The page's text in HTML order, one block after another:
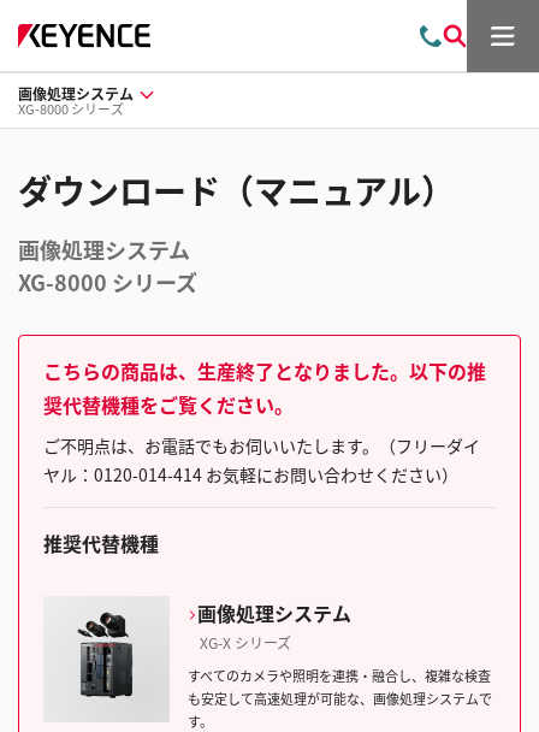
問
わ
索
メ
画像処理システム
XG-8000 シリーズ
ダウンロード（マニュアル）
画像処理システム
XG-8000 シリーズ
こちらの商品は、生産終了となりました。以下の推
奨代替機種をご覧ください。
ご不明点は、お電話でもお伺いいたします。（フリーダイ
ヤル：0120-014-414 お気軽にお問い合わせください）
推奨代替機種
画像処理システム
XG-X シリーズ
すべてのカメラや照明を連携・融合し、複雑な検査
も安定して高速処理が可能な、画像処理システムで
す。